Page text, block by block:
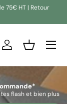
75€ HT | Retour
Se connecter
Panier
flash et bien plus